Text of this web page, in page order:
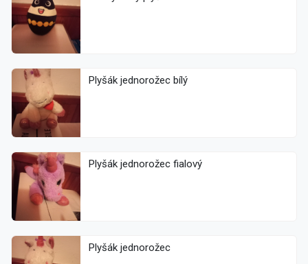
Plyšák jednorožec bílý
Plyšák jednorožec fialový
Plyšák jednorožec